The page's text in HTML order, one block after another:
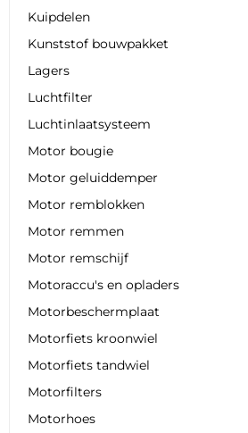
Kuipdelen
Kunststof bouwpakket
Lagers
Luchtfilter
Luchtinlaatsysteem
Motor bougie
Motor geluiddemper
Motor remblokken
Motor remmen
Motor remschijf
Motoraccu's en opladers
Motorbeschermplaat
Motorfiets kroonwiel
Motorfiets tandwiel
Motorfilters
Motorhoes